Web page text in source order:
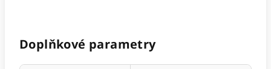
Doplňkové parametry